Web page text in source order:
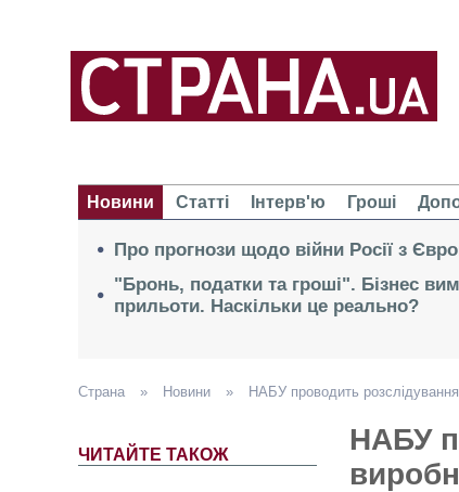
Новини Статті Інтерв'ю Гроші
Про прогнози щодо війни Росії з
"Бронь, податки та гроші". Бізнес
прильоти. Наскільки це реально?
Страна » Новини » НАБУ проводить
ЧИТАЙТЕ ТАКОЖ
НАБУ